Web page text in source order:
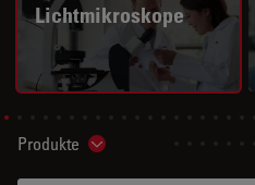
Lichtmikroskope
Produkte Show subnavigation